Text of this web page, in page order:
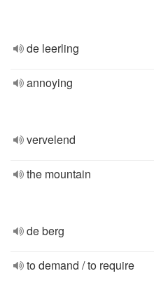
de leerling
annoying
vervelend
the mountain
de berg
to demand / to require